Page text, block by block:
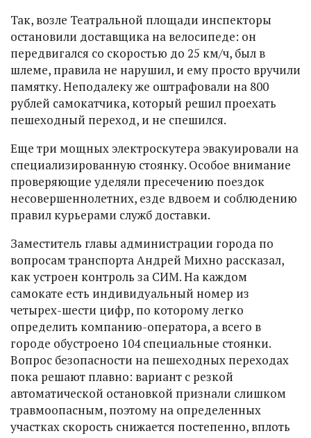
Так, возле Театральной площади инспекторы
остановили доставщика на велосипеде: он
передвигался со скоростью до 25 км/ч, был в
шлеме, правила не нарушил, и ему просто вручили
памятку. Неподалеку же оштрафовали на 800
рублей самокатчика, который решил проехать
пешеходный переход, и не спешился.
Еще три мощных электроскутера эвакуировали на
специализированную стоянку. Особое внимание
проверяющие уделяли пресечению поездок
несовершеннолетних, езде вдвоем и соблюдению
правил курьерами служб доставки.
Заместитель главы администрации города по
вопросам транспорта Андрей Михно рассказал,
как устроен контроль за СИМ. На каждом
самокате есть индивидуальный номер из
четырех-шести цифр, по которому легко
определить компанию-оператора, а всего в
городе обустроено 104 специальные стоянки.
Вопрос безопасности на пешеходных переходах
пока решают плавно: вариант с резкой
автоматической остановкой признали слишком
травмоопасным, поэтому на определенных
участках скорость снижается постепенно, вплоть